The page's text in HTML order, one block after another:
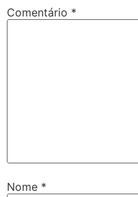
Comentário *
Nome *